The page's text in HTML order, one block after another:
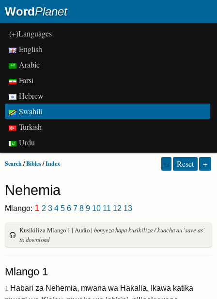
WordPlanet
(+)Languages
English
Arabic
Farsi
Hebrew
Swahili
Turkish
Urdu
Search/Bibles/Index - Reset +
Nehemia
Mlango: 1 2 3 4 5 6 7 8 9 10 11 12 13
Kusikiliza Mlango 1 | Audio | bonyeza hapa kusikiliza / kuacha au 'save as'
to download
Mlango 1
1 Habari za Nehemia, mwana wa Hakalia. Ikawa katika